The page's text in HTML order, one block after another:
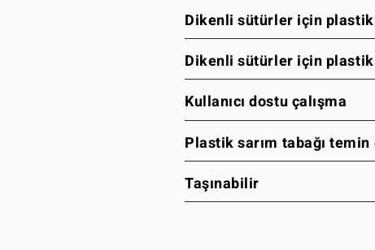
Dikenli sütürler için
Dikenli sütürler için
Kullanıcı dostu çalışma
Plastik sarım tabağı
Taşınabilir